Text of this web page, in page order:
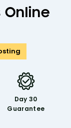
Online
30 Day
Guarantee